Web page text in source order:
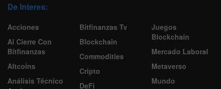
De Interes:
Acciones
Al Cierre Con
Bitfinanzas
Altcoins
Análisis Técnico
Bitfinanzas Tv
Blockchain
Commodities
Cripto
DeFi
Juegos
Blockchain
Mercado Laboral
Metaverso
Mundo